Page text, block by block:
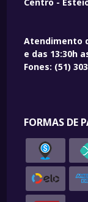
Atendimento
e das 13:30h
Fones: (51)
FORMAS DE